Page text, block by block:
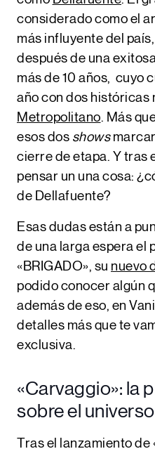
considerado como el
más influyente del país
después de una
más de 10 años, cuyo
año con dos históricas
Metropolitano. Más
esos dos shows
cierre de etapa. Y tras
pensar un una cosa:
de Dellafuente?
Esas dudas están a
de una larga espera el
«BRIGADO», su nuevo
podido conocer algún
además de eso, en
detalles más que te
exclusiva.
«Carvaggio»: la
sobre el
Tras el lanzamiento de